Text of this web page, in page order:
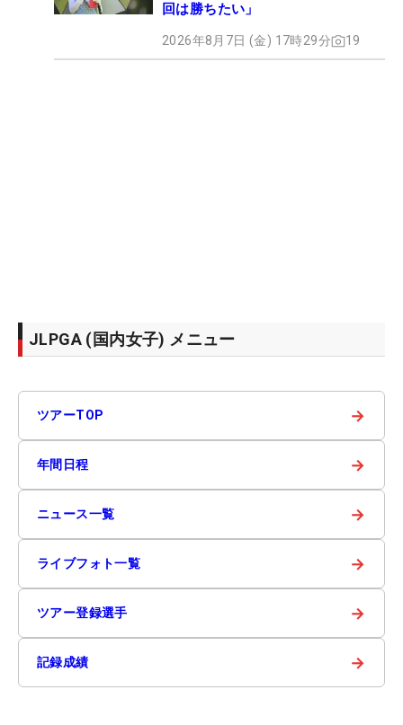
回は勝ちたい」
2026年8月7日 (金) 17時29分 19
JLPGA (国内女子) メニュー
ツアーTOP →
年間日程 →
ニュース一覧 →
ライブフォト一覧 →
ツアー登録選手 →
記録成績 →